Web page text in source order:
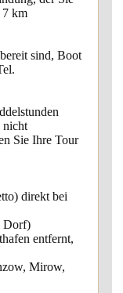
7 km
sind, Boot
nicht
Sie Ihre Tour
direkt bei
Dorf)
entfernt,
Mirow,